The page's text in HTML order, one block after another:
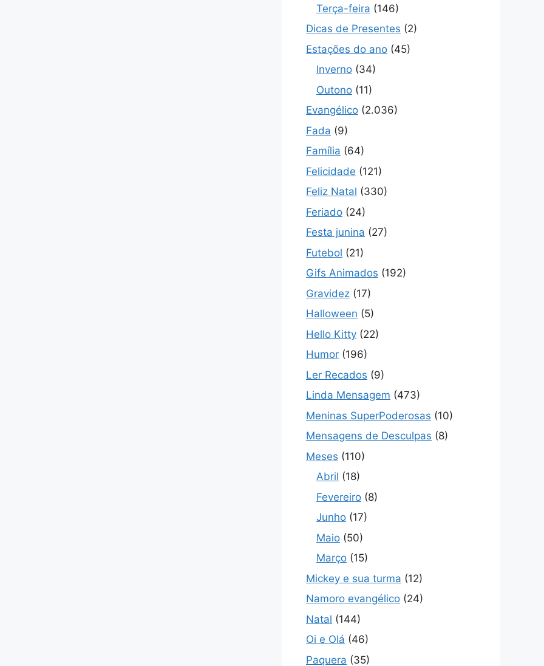
Terça-feira (146)
Dicas de Presentes (2)
Estações do ano (45)
Inverno (34)
Outono (11)
Evangélico (2.036)
Fada (9)
Família (64)
Felicidade (121)
Feliz Natal (330)
Feriado (24)
Festa junina (27)
Futebol (21)
Gifs Animados (192)
Gravidez (17)
Halloween (5)
Hello Kitty (22)
Humor (196)
Ler Recados (9)
Linda Mensagem (473)
Meninas SuperPoderosas (10)
Mensagens de Desculpas (8)
Meses (110)
Abril (18)
Fevereiro (8)
Junho (17)
Maio (50)
Março (15)
Mickey e sua turma (12)
Namoro evangélico (24)
Natal (144)
Oi e Olá (46)
Paquera (35)